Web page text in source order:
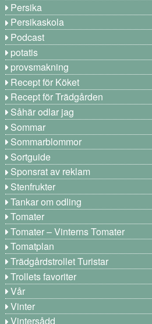
Persika
Persikaskola
Podcast
potatis
provsmakning
Recept för Köket
Recept för Trädgården
Såhär odlar jag
Sommar
Sommarblommor
Sortguide
Sponsrat av reklam
Stenfrukter
Tankar om odling
Tomater
Tomater – Vinterns Tomater
Tomatplan
Trädgårdstrollet Turistar
Trollets favoriter
Vår
Vinter
Vintersådd